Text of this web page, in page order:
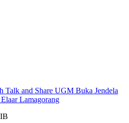
Talk and Share UGM Buka Jendela
Lamagorang